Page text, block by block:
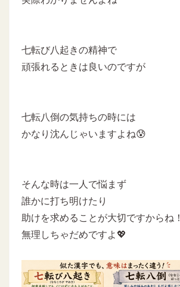
七転び八起きの精神で
頑張れるときは良いのですが
七転八倒の気持ちの時には
かなり沈んじゃいますよね😰
そんな時は一人で悩まず
誰かに打ち明けたり
助けを求めることが大切ですからね！
無理しちゃだめですよ💖